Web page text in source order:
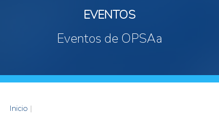
EVENTOS
Eventos de OPSAa
Inicio |